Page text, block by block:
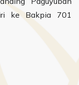
ke Bakpia 701